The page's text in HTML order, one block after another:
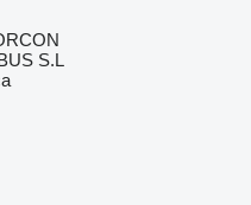
S.L